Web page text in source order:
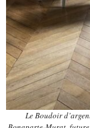
Le Boudoir